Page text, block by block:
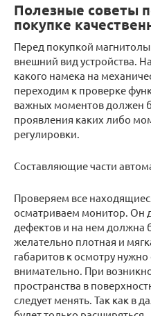
Полезные советы
покупке
Перед покупкой
внешний вид устройства.
какого намека на
переходим к проверке
важных моментов должен
проявления каких либо
регулировки.
Составляющие части
Проверяем все
осматриваем монитор. Он
дефектов и на нем должна
желательно плотная и
габаритов к осмотру нужно
внимательно. При
пространства в
следует менять. Так как в